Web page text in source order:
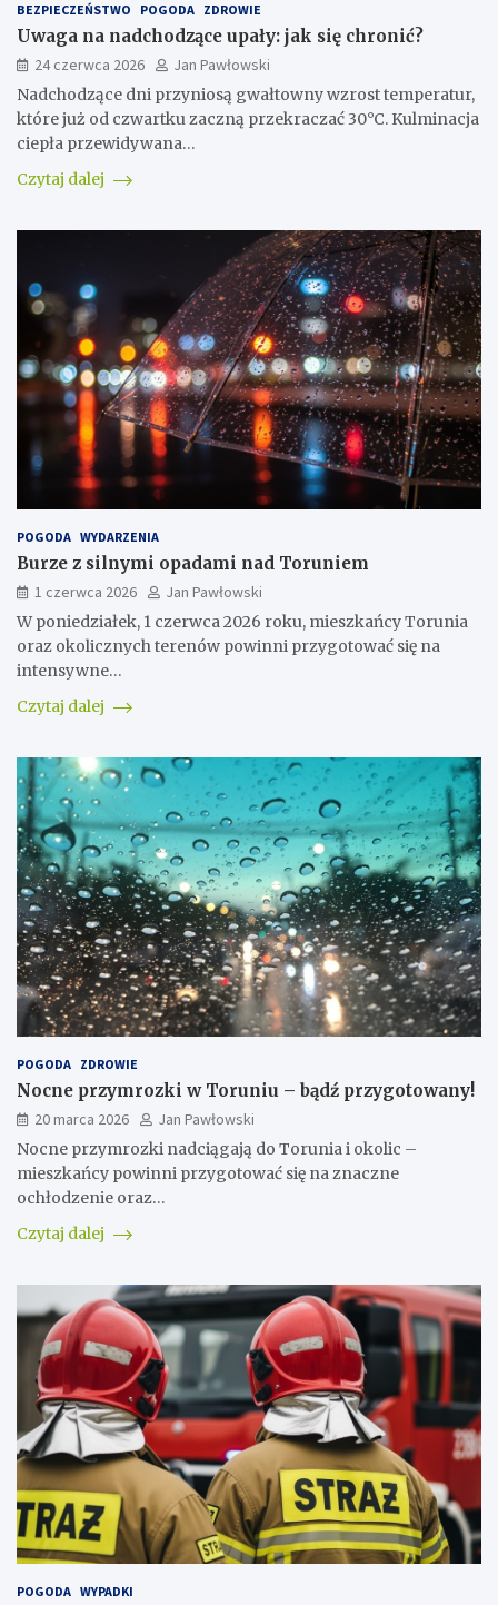
BEZPIECZEŃSTWO POGODA ZDROWIE
Uwaga na nadchodzące upały: jak się chronić?
24 czerwca 2026
Jan Pawłowski
Nadchodzące dni przyniosą gwałtowny wzrost temperatur,
które już od czwartku zaczną przekraczać 30°C. Kulminacja
ciepła przewidywana…
Czytaj dalej
POGODA WYDARZENIA
Burze z silnymi opadami nad Toruniem
1 czerwca 2026
Jan Pawłowski
W poniedziałek, 1 czerwca 2026 roku, mieszkańcy Torunia
oraz okolicznych terenów powinni przygotować się na
intensywne…
Czytaj dalej
POGODA ZDROWIE
Nocne przymrozki w Toruniu – bądź przygotowany!
20 marca 2026
Jan Pawłowski
Nocne przymrozki nadciągają do Torunia i okolic –
mieszkańcy powinni przygotować się na znaczne
ochłodzenie oraz…
Czytaj dalej
POGODA WYPADKI